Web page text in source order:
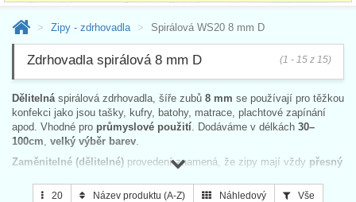
Zipy - zdrhovadla Spirálová WS20 8 mm D
Zdrhovadla spirálová 8 mm D (1 - 15 z 15)
Dělitelná spirálová zdrhovadla, šíře zubů 8 mm se používají pro těžkou
konfekci jako jsou tašky, kufry, batohy, matrace, plachtové zapínání
apod. Vhodné pro průmyslové použití . Dodáváme v délkách 30–
100cm velký výběr barev
Zaměnitelné (dělitelné) provedení znamená, že zipy mají vždy přesný
s jistotou bezproblémového zapínání.
20 Název produktu (A-Z) Náhledový Vše